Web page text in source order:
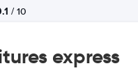
/ 10
express